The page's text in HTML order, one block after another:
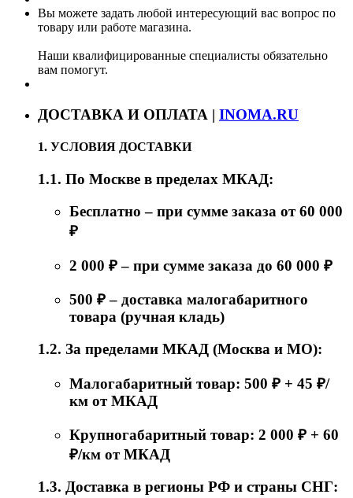
Вы можете задать любой интересующий вас вопрос по
товару или работе магазина.
Наши квалифицированные специалисты обязательно
вам помогут.
ДОСТАВКА И ОПЛАТА | INOMA.RU
1. УСЛОВИЯ ДОСТАВКИ
1.1. По Москве в пределах МКАД:
Бесплатно – при сумме заказа от 60 000
₽
2 000 ₽ – при сумме заказа до 60 000 ₽
500 ₽ – доставка малогабаритного
товара (ручная кладь)
1.2. За пределами МКАД (Москва и МО):
Малогабаритный товар: 500 ₽ + 45 ₽/
км от МКАД
Крупногабаритный товар: 2 000 ₽ + 60
₽/км от МКАД
1.3. Доставка в регионы РФ и страны СНГ: